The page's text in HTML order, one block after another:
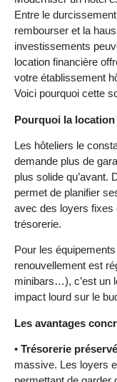
Entre le
rembourser et la
investissements
location financière
votre établissement
Voici pourquoi cette
Pourquoi la
Les hôteliers le
demande plus de
plus solide qu’avant.
permet de planifier
avec des loyers fixes
trésorerie.
Pour les
renouvellement est
minibars…), c’est un
impact lourd sur le
Les avantages
• Trésorerie
massive. Les loyers